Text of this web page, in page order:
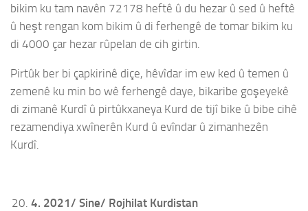
bikim ku tam navên 72178 heftê û du hezar û sed û heftê
û heşt rengan kom bikim û di ferhengê de tomar bikim ku
di 4000 çar hezar rûpelan de cih girtin.
Pirtûk ber bi çapkirinê diçe, hêvîdar im ew ked û temen û
zemenê ku min bo wê ferhengê daye, bikaribe goşeyekê
di zimanê Kurdî û pirtûkxaneya Kurd de tijî bike û bibe cihê
rezamendiya xwînerên Kurd û evîndar û zimanhezên
Kurdî.
4. 2021/ Sine/ Rojhilat Kurdistan